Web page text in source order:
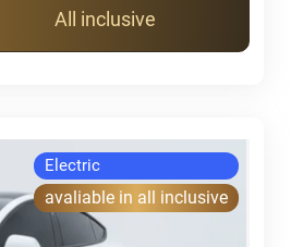
All inclusive
Electric
avaliable in all inclusive